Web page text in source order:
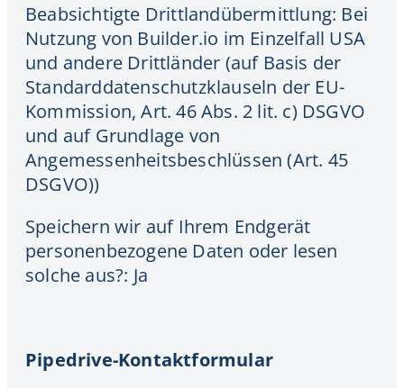
Beabsichtigte Drittlandübermittlung: Bei
Nutzung von Builder.io im Einzelfall USA
und andere Drittländer (auf Basis der
Standarddatenschutzklauseln der EU-
Kommission, Art. 46 Abs. 2 lit. c) DSGVO
und auf Grundlage von
Angemessenheitsbeschlüssen (Art. 45
DSGVO))
Speichern wir auf Ihrem Endgerät
personenbezogene Daten oder lesen
solche aus?: Ja
Pipedrive-Kontaktformular